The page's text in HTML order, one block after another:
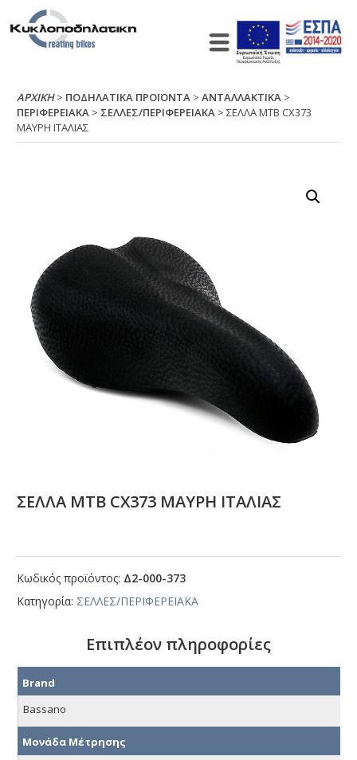
ΑΡΧΙΚΉ> ΠΟΔΗΛΑΤΙΚΑ ΠΡΟΪΟΝΤΑ >ΑΝΤΑΛΛΑΚΤΙΚΑ >
ΠΕΡΙΦΕΡΕΙΑΚΑ > ΣΕΛΛΕΣ/ΠΕΡΙΦΕΡΕΙΑΚΑ > ΣΕΛΛΑ ΜΤΒ CΧ373
ΜΑΥΡΗ ΙΤΑΛΙΑΣ
ΣΕΛΛΑ ΜΤΒ CΧ373 ΜΑΥΡΗ ΙΤΑΛΙΑΣ
Κωδικός προϊόντος: Δ2-000-373
Κατηγορία: ΣΕΛΛΕΣ/ΠΕΡΙΦΕΡΕΙΑΚΑ
Επιπλέον πληροφορίες
Brand
Bassano
Μονάδα Μέτρησης